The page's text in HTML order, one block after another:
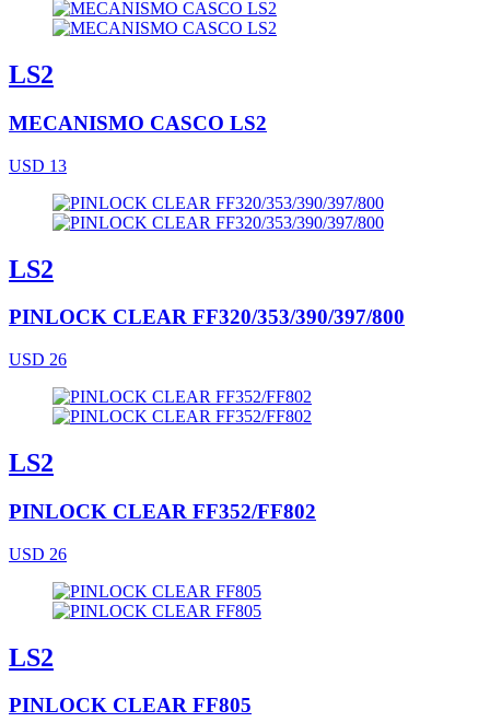
LS2
MECANISMO CASCO LS2
USD 13
LS2
PINLOCK CLEAR FF320/353/390/397/800
USD 26
LS2
PINLOCK CLEAR FF352/FF802
USD 26
LS2
PINLOCK CLEAR FF805